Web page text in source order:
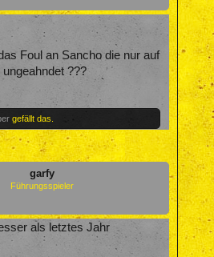
Foul an Sancho die nur auf
???
gefällt das.
garfy
Führungsspieler
als letztes Jahr